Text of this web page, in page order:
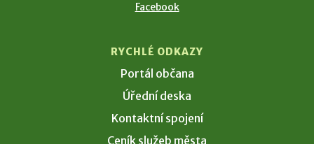
Facebook
RYCHLÉ ODKAZY
Portál občana
Úřední deska
Kontaktní spojení
Ceník služeb města